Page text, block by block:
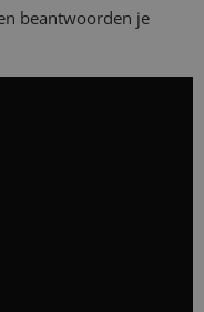
beantwoorden je